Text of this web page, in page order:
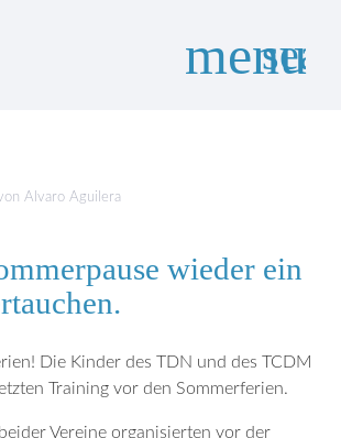
menu
Alvaro Aguilera
wieder ein
Die Kinder des TDN und des TCDM
Training vor den Sommerferien.
Vereine organisierten vor der